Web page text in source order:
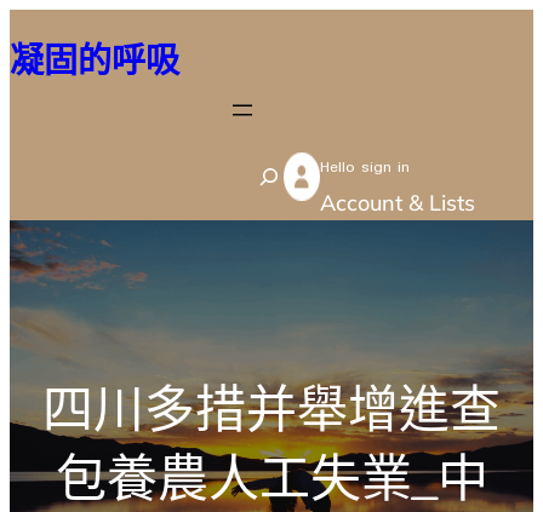
至
容
凝固的呼吸
S
e
Hello sign in
Account & Lists
四川多措并舉增進查
包養農人工失業_中